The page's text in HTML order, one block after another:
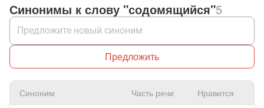
Синонимы к слову "содомящийся"5
Предложить
Синоним Часть речи Нравится